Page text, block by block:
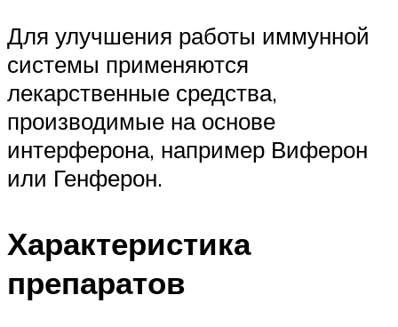
Для улучшения работы иммунной
системы применяются
лекарственные средства,
производимые на основе
интерферона, например Виферон
или Генферон.
Характеристика
препаратов